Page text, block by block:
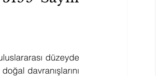
düzeyde
davranışlarını